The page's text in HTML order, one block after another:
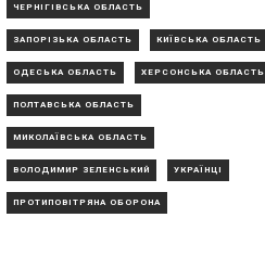
ЧЕРНІГІВСЬКА ОБЛАСТЬ
ЗАПОРІЗЬКА ОБЛАСТЬ КИЇВСЬКА ОБЛАСТЬ
ОДЕСЬКА ОБЛАСТЬ ХЕРСОНСЬКА ОБЛАСТЬ
ПОЛТАВСЬКА ОБЛАСТЬ
МИКОЛАЇВСЬКА ОБЛАСТЬ
ВОЛОДИМИР ЗЕЛЕНСЬКИЙ УКРАЇНЦІ
ПРОТИПОВІТРЯНА ОБОРОНА